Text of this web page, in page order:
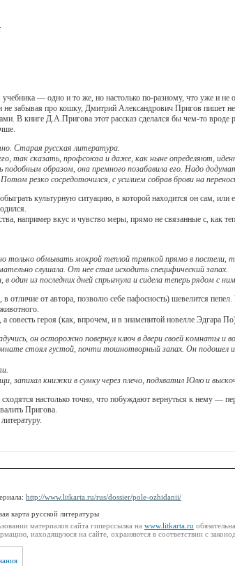
— одно и то же, но настолько по-разному, что уже и не
про кошку, Дмитрий Александрович Пригов пишет не
В книге Д.А.Пригова этот рассказ сделался бы чем-то
Старая русская литература.
так сказать, профсоюза и даже, как ныне определяют,
образом, она премного позабавила его. Надо
резко сосредоточился, с усилием собрав брови на
культурную ситуацию, в которой находится он сам,
например вкус и чувство меры, прямо не связанные с, как
только обмывать мокрой теплой тряпкой прямо в постели,
слушала. От нее стал исходить специфический запах.
один из последних дней спрыгнула и сидела теперь рядом с
отличие от автора, позволю себе пафосность) шевелится
героя (как, впрочем, и в знаменитой новелле Эдгара
он осторожно повернул ключ в двери своей комнаты
стоял густой, почти тошнотворный запах. Он
запихал книжки в сумку через плечо, подхватил Юлю и
настолько точно, что побуждают вернуться к нему —
Пригова.
http://www.litkarta.ru/rus/dossier/pole-ozhidanii/
карта русской литературы
материалов сайта гиперссылка на www.litkarta.ru обязательна.
находящуюся на сайте, охраняются в соответствии с